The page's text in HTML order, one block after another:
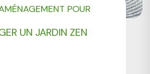
UN JARDIN ZEN
POUR